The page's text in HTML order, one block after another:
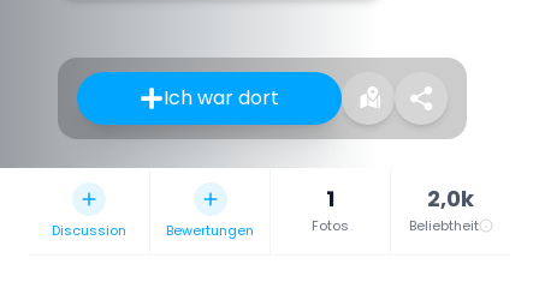
Ich war dort
Discussion Bewertungen
1
Fotos
2,0k
Beliebtheit